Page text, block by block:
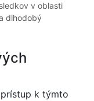
v oblasti
dlhodobý
k týmto